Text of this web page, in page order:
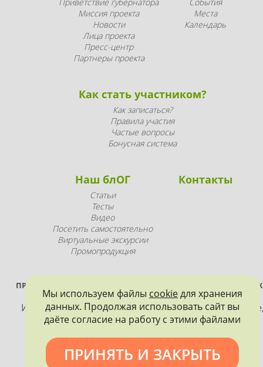
Миссия проекта
Новости
Лица проекта
Пресс-центр
Партнеры проекта
Места
Календарь
Как стать участником?
Как записаться?
Правила участия
Частые вопросы
Бонусная система
Наш блОГ
Статьи
Тесты
Видео
Посетить самостоятельно
Виртуальные экскурсии
Промопродукция
Контакты
ПРОЕКТ РЕАЛИЗУЕТСЯ ПРИ ПОДДЕРЖКЕ ПРАВИТЕЛЬСТВА
ПЕТЕРБУРГА
Использование материалов, размещенных на
допускается только с согласия правообладателя и
Мы используем файлы cookieдля хранения
данных. Продолжая использовать сайт вы
даёте согласие на работу с этими файлами
ПРИНЯТЬ И ЗАКРЫТЬ